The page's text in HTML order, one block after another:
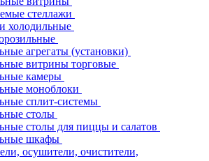
стеллажи
холодильные
агрегаты (установки)
витрины торговые
камеры
моноблоки
сплит-системы
столы
столы для пиццы и салатов
шкафы
осушители, очистители,